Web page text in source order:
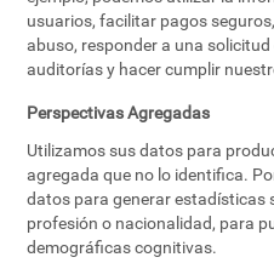
usuarios, facilitar pagos
abuso, responder a una
auditorías y hacer cumplir
Perspectivas Agregadas
Utilizamos sus datos para
agregada que no lo identifica.
datos para generar estadísticas
profesión o nacionalidad, para
demográficas cognitivas.